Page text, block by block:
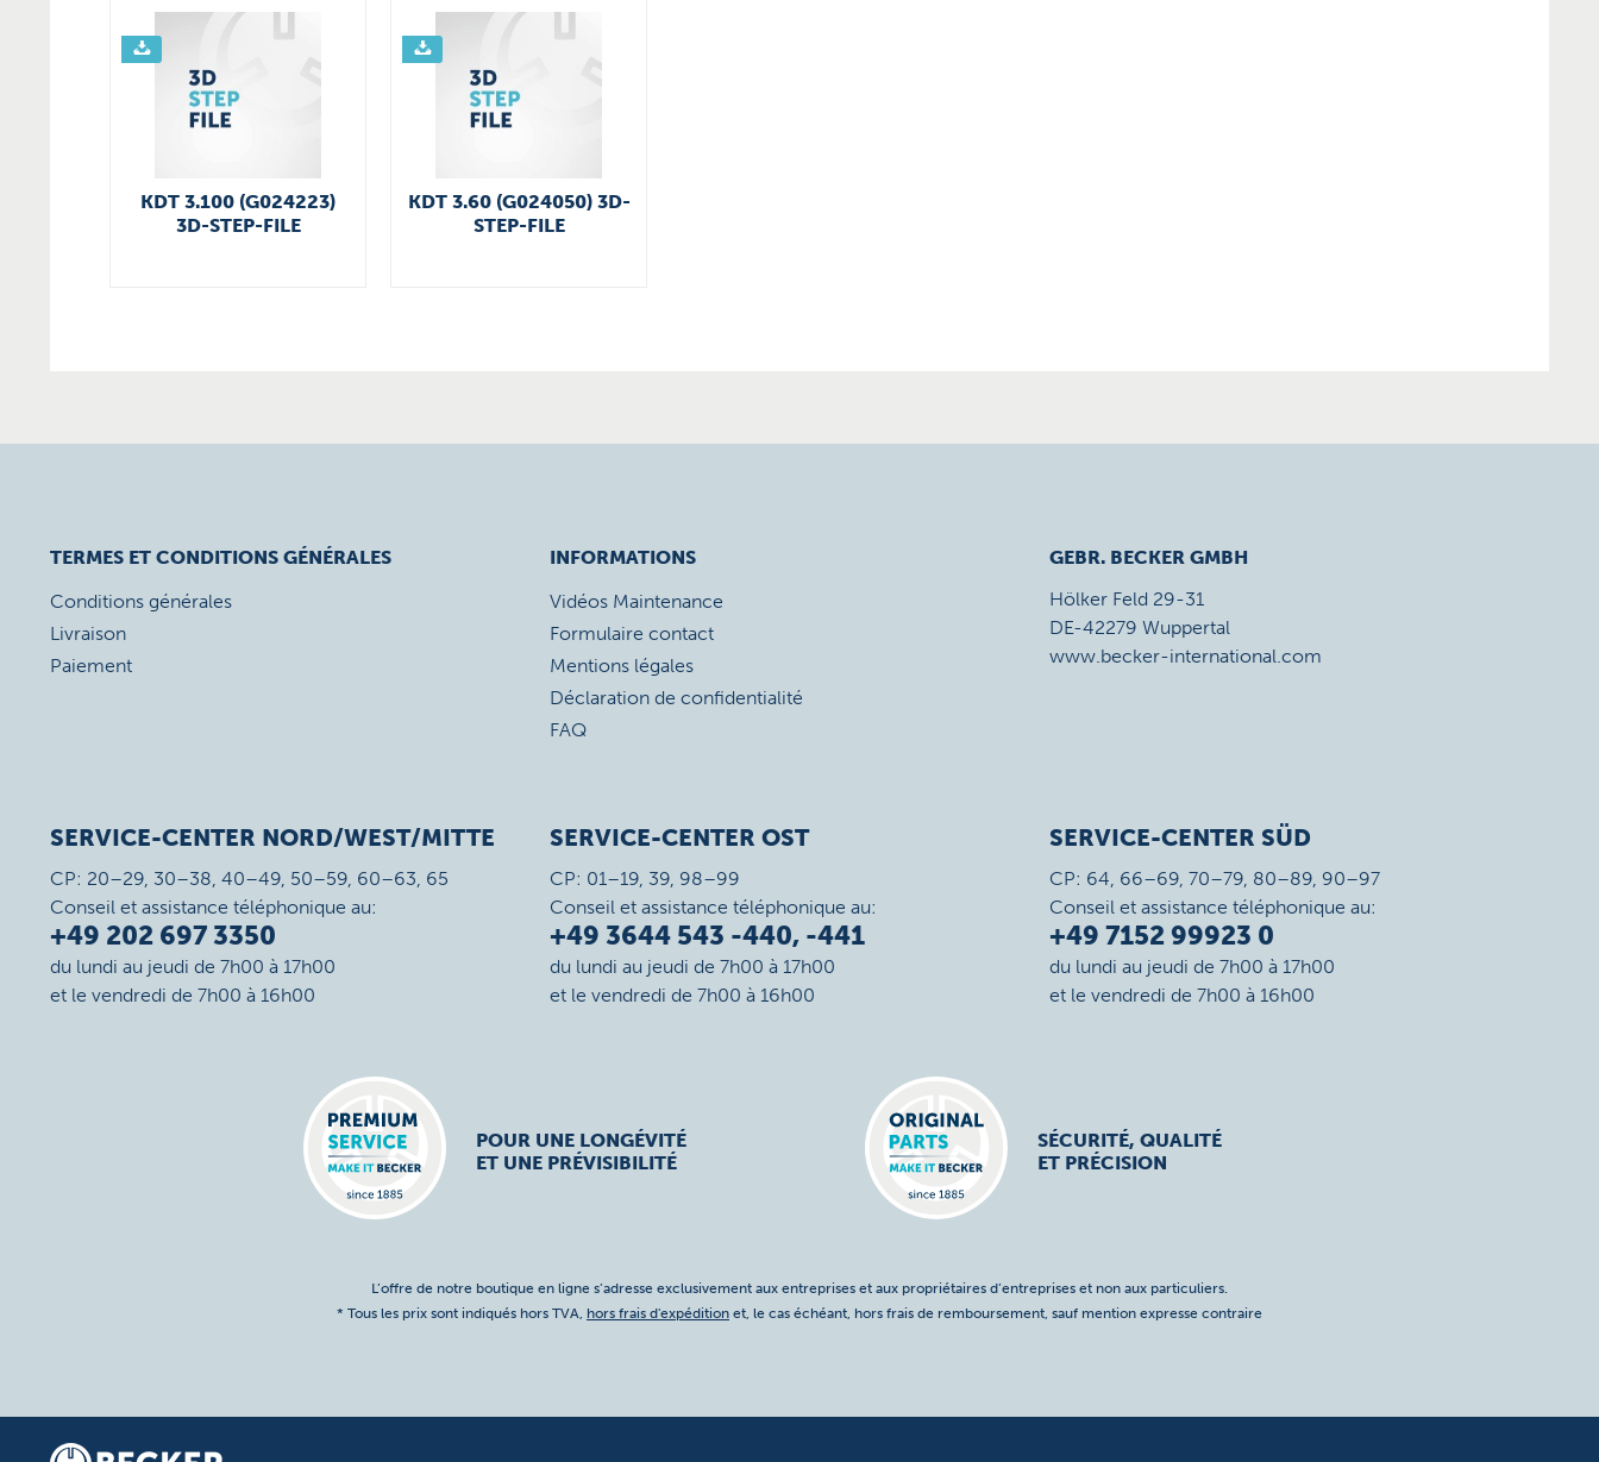
KDT 3.100 (G024223)
3D-STEP-FILE
KDT 3.60 (G024050) 3D-
STEP-FILE
TERMES ET CONDITIONS GÉNÉRALES
Conditions générales
Livraison
Paiement
INFORMATIONS
Vidéos Maintenance
Formulaire contact
Mentions légales
Déclaration de confidentialité
FAQ
GEBR. BECKER GMBH
Hölker Feld 29-31
DE-42279 Wuppertal
www.becker-international.com
SERVICE-CENTER NORD/WEST/MITTE
CP: 20–29, 30–38, 40–49, 50–59, 60–63, 65
Conseil et assistance téléphonique au:
+49 202 697 3350
du lundi au jeudi de 7h00 à 17h00
et le vendredi de 7h00 à 16h00
SERVICE-CENTER OST
CP: 01–19, 39, 98–99
Conseil et assistance téléphonique au:
+49 3644 543 -440, -441
du lundi au jeudi de 7h00 à 17h00
et le vendredi de 7h00 à 16h00
SERVICE-CENTER SÜD
CP: 64, 66–69, 70–79, 80–89, 90–97
Conseil et assistance téléphonique au:
+49 7152 99923 0
du lundi au jeudi de 7h00 à 17h00
et le vendredi de 7h00 à 16h00
POUR UNE LONGÉVITÉ
ET UNE PRÉVISIBILITÉ
SÉCURITÉ, QUALITÉ
ET PRÉCISION
L’offre de notre boutique en ligne s’adresse exclusivement aux entreprises et aux propriétaires d’entreprises et non aux particuliers.
* Tous les prix sont indiqués hors TVA, hors frais d'expédition et, le cas échéant, hors frais de remboursement, sauf mention expresse contraire